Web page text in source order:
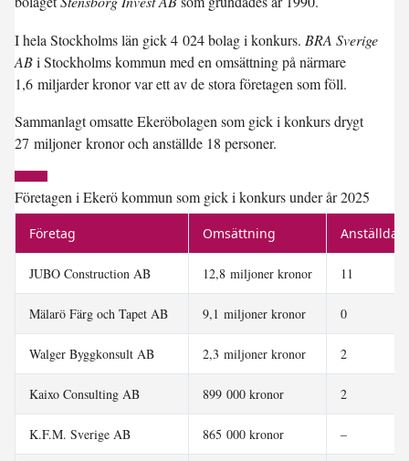
I hela Stockholms län gick 4 024 bolag i konkurs. BRA Sverige
ABi Stockholms kommun med en omsättning på närmare
1,6 miljarder kronor var ett av de stora företagen som föll.
Sammanlagt omsatte Ekeröbolagen som gick i konkurs drygt
27 miljoner kronor och anställde 18 personer.
Företagen i Ekerö kommun som gick i konkurs under år 2025
Företag Omsättning Anställda
JUBO Construction AB 12,8 miljoner kronor 11
Mälarö Färg och Tapet AB 9,1 miljoner kronor 0
Walger Byggkonsult AB 2,3 miljoner kronor 2
Kaixo Consulting AB 899 000 kronor 2
K.F.M. Sverige AB 865 000 kronor –